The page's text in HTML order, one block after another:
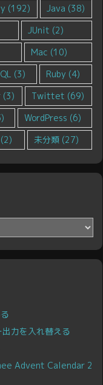
(192) Java (38)
JUnit (2)
Mac (10)
(3) Ruby (4)
(3) Twittet (69)
WordPress (6)
(2) 未分類 (27)
力を入れ替える
Advent Calendar 2